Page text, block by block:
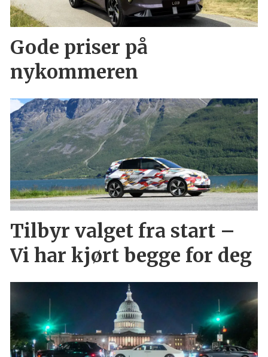
Gode priser på
nykommeren
Tilbyr valget fra start –
Vi har kjørt begge for deg